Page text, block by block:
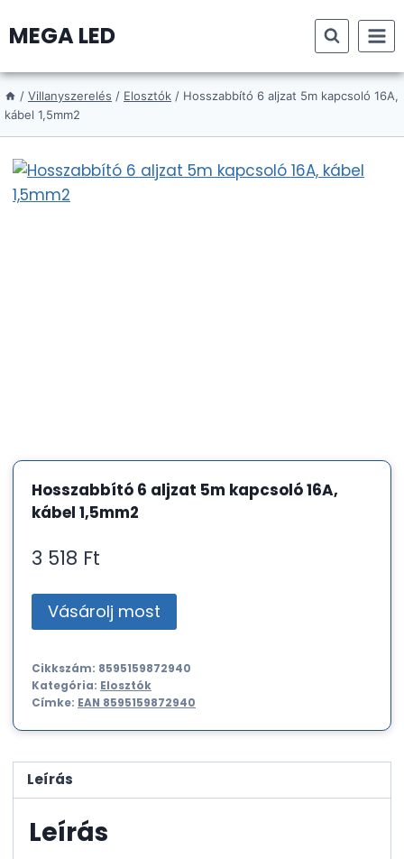
toMEGA LED
/ Villanyszerelés / Elosztók / Hosszabbító 6 aljzat 5m kapcsoló 16A,
kábel 1,5mm2
Hosszabbító 6 aljzat 5m kapcsoló 16A,
kábel 1,5mm2
3 518 Ft
Vásárolj most
Cikkszám: 8595159872940
Kategória: Elosztók
Címke: EAN 8595159872940
Leírás
Leírás